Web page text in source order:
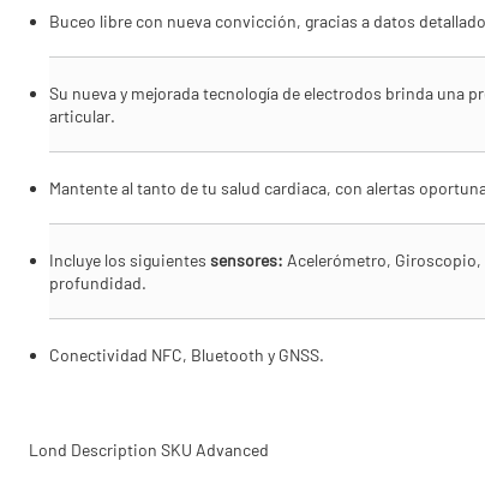
Buceo libre con nueva convicción, gracias a datos
Su nueva y mejorada tecnología de electrodos brinda una
articular.
Mantente al tanto de tu salud cardiaca, con alertas
Incluye los siguientes sensores: Acelerómetro, Giroscopio,
profundidad.
Conectividad NFC, Bluetooth y GNSS.
Lond Description SKU Advanced